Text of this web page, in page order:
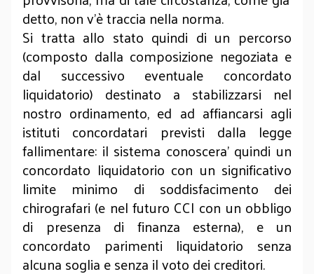
detto, non v’è traccia nella norma.
Si tratta allo stato quindi di un percorso
(composto dalla composizione negoziata e
dal successivo eventuale concordato
liquidatorio) destinato a stabilizzarsi nel
nostro ordinamento, ed ad affiancarsi agli
istituti concordatari previsti dalla legge
fallimentare: il sistema conoscera’ quindi un
concordato liquidatorio con un significativo
limite minimo di soddisfacimento dei
chirografari (e nel futuro CCI con un obbligo
di presenza di finanza esterna), e un
concordato parimenti liquidatorio senza
alcuna soglia e senza il voto dei creditori.